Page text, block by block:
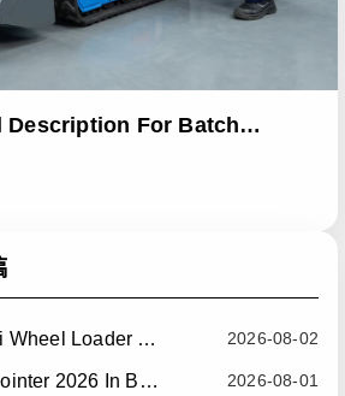
Description For Batch
2026-08-02
China Leading Mini Wheel Loader Supplier: Reliable Compact Wheel Loaders For Global Markets
2026-08-01
Meet RIPPA At Expointer 2026 In Brazil